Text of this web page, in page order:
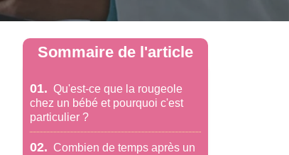
Sommaire de l'article
01. Qu'est-ce que la rougeole
chez un bébé et pourquoi c'est
particulier ?
02. Combien de temps après un